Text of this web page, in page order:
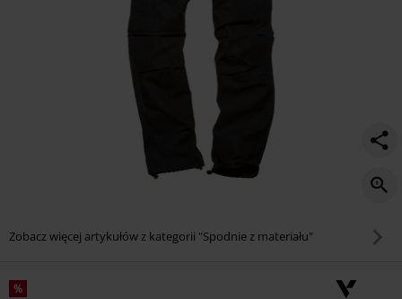
Zobacz więcej artykułów z kategorii "Spodnie z materiału"
%